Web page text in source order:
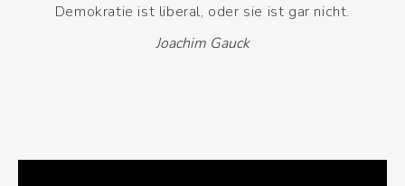
Demokratie ist liberal, oder sie ist gar nicht.
Joachim Gauck